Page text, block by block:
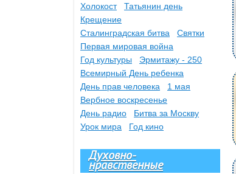
Холокост
Татьянин день
Крещение
Сталинградская битва
Святки
Первая мировая война
Год культуры
Эрмитажу - 250
Всемирный День ребенка
День прав человека
1 мая
Вербное воскресенье
День радио
Битва за Москву
Урок мира
Год кино
Духовно-
нравственные